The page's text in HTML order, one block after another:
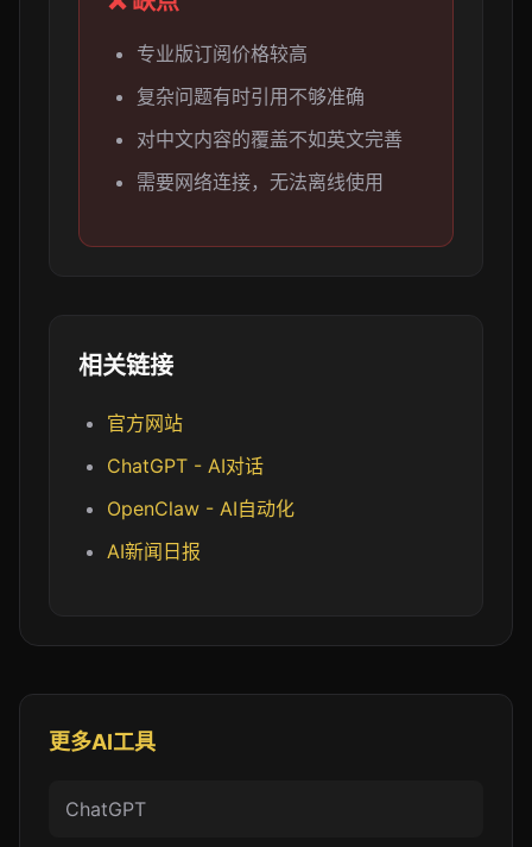
专业版订阅价格较高
复杂问题有时引用不够准确
对中文内容的覆盖不如英文完善
需要网络连接，无法离线使用
相关链接
官方网站
ChatGPT - AI对话
OpenClaw - AI自动化
AI新闻日报
更多AI工具
ChatGPT